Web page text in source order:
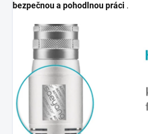
bezpečnou a pohodlnou práci .